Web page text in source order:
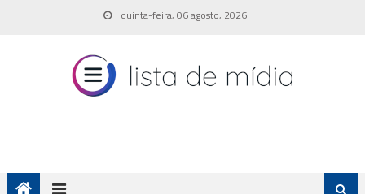
quinta-feira, 06 agosto, 2026